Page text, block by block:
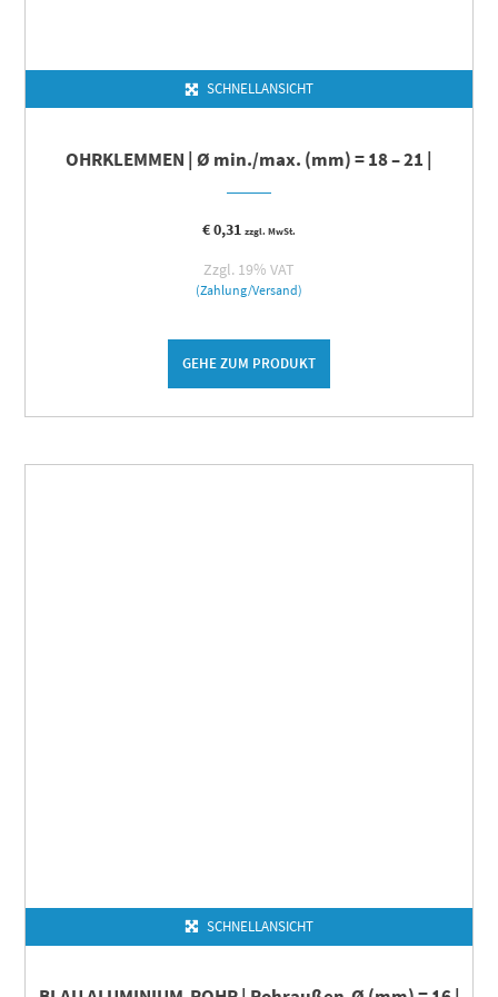
SCHNELLANSICHT
OHRKLEMMEN | Ø min./max. (mm) = 18 – 21 |
€0,31 zzgl. MwSt.
Zzgl. 19% VAT
(Zahlung/Versand)
GEHE ZUM PRODUKT
SCHNELLANSICHT